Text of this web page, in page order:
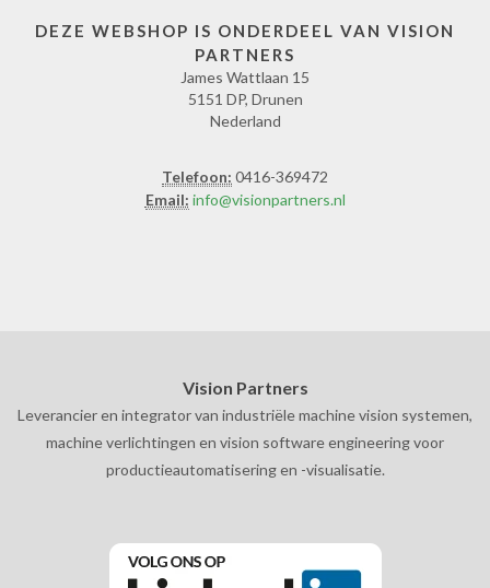
DEZE WEBSHOP IS ONDERDEEL VAN VISION
PARTNERS
James Wattlaan 15
5151 DP, Drunen
Nederland
Telefoon: 0416-369472
Email: info@visionpartners.nl
Vision Partners
Leverancier en integrator van industriële machine vision systemen,
machine verlichtingen en vision software engineering voor
productieautomatisering en -visualisatie.